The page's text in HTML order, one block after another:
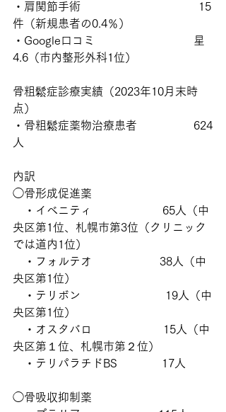
・肩関節手術　　　　　　　           15
件（新規患者の0.4％）
・Google口コミ　　　　　            星
4.6（市内整形外科1位）
骨粗鬆症診療実績（2023年10月末時
点）
・骨粗鬆症薬物治療患者　　　　　624
人
内訳
◯骨形成促進薬
・イベニティ　　　　　    65人（中
央区第1位、札幌市第3位（クリニック
では道内1位）
・フォルテオ　　　　　　38人（中
央区第1位）
・テリボン                        19人（中
央区第1位）
・オスタバロ　　　　　　 15人（中
央区第１位、札幌市第２位）
・テリパラチドBS　　　   17人
◯骨吸収抑制薬